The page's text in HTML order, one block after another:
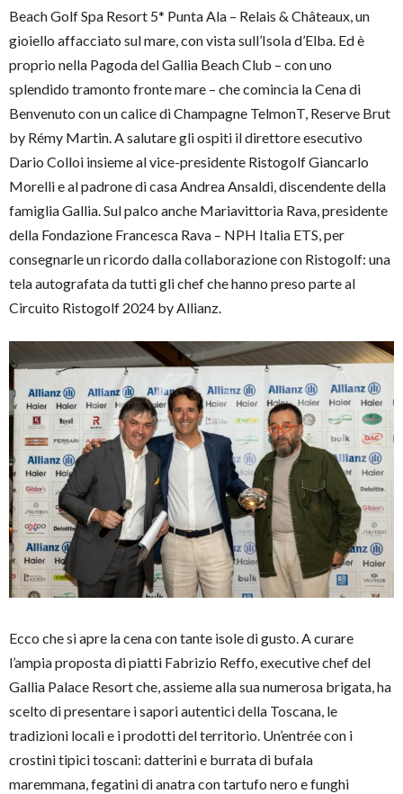
Beach Golf Spa Resort 5* Punta Ala – Relais & Châteaux, un
gioiello affacciato sul mare, con vista sull’Isola d’Elba. Ed è
proprio nella Pagoda del Gallia Beach Club – con uno
splendido tramonto fronte mare – che comincia la Cena di
Benvenuto con un calice di Champagne TelmonT, Reserve Brut
by Rémy Martin. A salutare gli ospiti il direttore esecutivo
Dario Colloi insieme al vice-presidente Ristogolf Giancarlo
Morelli e al padrone di casa Andrea Ansaldi, discendente della
famiglia Gallia. Sul palco anche Mariavittoria Rava, presidente
della Fondazione Francesca Rava – NPH Italia ETS, per
consegnarle un ricordo dalla collaborazione con Ristogolf: una
tela autografata da tutti gli chef che hanno preso parte al
Circuito Ristogolf 2024 by Allianz.
Ecco che si apre la cena con tante isole di gusto. A curare
l’ampia proposta di piatti Fabrizio Reffo, executive chef del
Gallia Palace Resort che, assieme alla sua numerosa brigata, ha
scelto di presentare i sapori autentici della Toscana, le
tradizioni locali e i prodotti del territorio. Un’entrée con i
crostini tipici toscani: datterini e burrata di bufala
maremmana, fegatini di anatra con tartufo nero e funghi